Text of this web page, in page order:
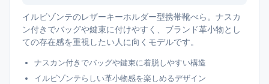
イルビゾンテのレザーキーホルダー型携帯靴べら。ナスカ
ン付きでバッグや鍵束に付けやすく、ブランド革小物とし
ての存在感を重視したい人に向くモデルです。
ナスカン付きでバッグや鍵束に着脱しやすい構造
イルビゾンテらしい革小物感を楽しめるデザイン